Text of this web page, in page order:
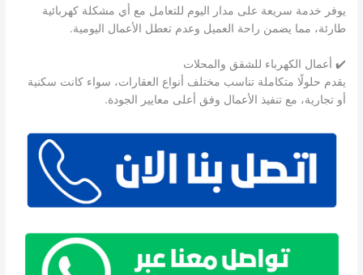
يوفر خدمة سريعة على مدار اليوم للتعامل مع أي مشكلة كهربائية
طارئة، مما يضمن راحة العميل وعدم تعطل الأعمال اليومية.
✔️ أعمال الكهرباء للشقق والمحلات
يقدم حلولًا متكاملة تناسب مختلف أنواع العقارات، سواء كانت سكنية
أو تجارية، مع تنفيذ الأعمال وفق أعلى معايير الجودة.